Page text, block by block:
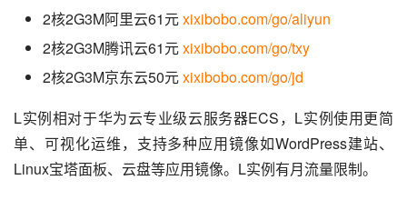
2核2G3M阿里云61元xixibobo.com/go/aliyun
2核2G3M腾讯云61元xixibobo.com/go/txy
2核2G3M京东云50元xixibobo.com/go/jd
L实例相对于华为云专业级云服务器ECS，L实例使用更简
单、可视化运维，支持多种应用镜像如WordPress建站、
Linux宝塔面板、云盘等应用镜像。L实例有月流量限制。